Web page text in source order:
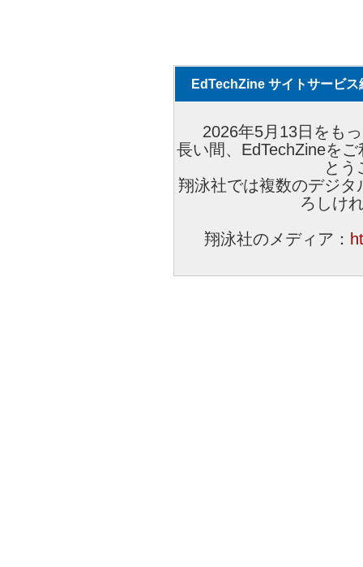
EdTechZine サイトサービス
2026年5月13日をも
長い間、EdTechZineを
とう
翔泳社では複数のデジ
ろしけ
翔泳社のメディア：